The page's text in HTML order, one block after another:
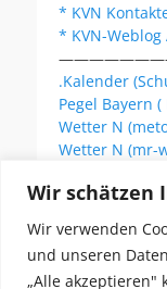
Wir schätzen
Wir verwenden
und unseren
„Alle akzeptieren"
* KVN
* KVN-
.Kalender
Pegel Bayern (
Wetter N
Wetter N (mr-
KVN
Your email: